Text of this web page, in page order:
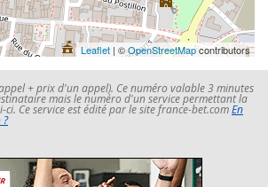
Leaflet | ©OpenStreetMapcontributors
+ prix d'un appel). Ce numéro valable 3 minutes
mais le numéro d'un service permettant la
Ce service est édité par le site france-bet.comEn